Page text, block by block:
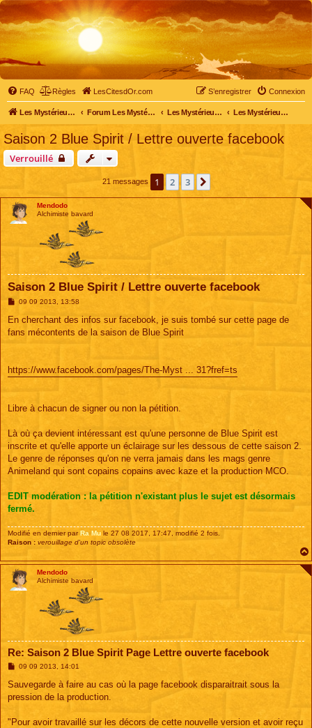
FAQ Règles LesCitesdOr.com Connexion
S’enregistrer
Les Mystérieuses Cités d'Or - LesCitesdOr.com Forum Les Mystérieuses Cités d'Or Les Mystérieuses Cités d'Or Les Mystérieuses Cités d'Or : saison 2 (2013)
Saison 2 Blue Spirit / Lettre ouverte facebook
Verrouillé
21 messages 1 2 3
Mendodo
Alchimiste bavard
Saison 2 Blue Spirit / Lettre ouverte facebook
M
s
a
09 09 2013, 13:58
En cherchant des infos sur facebook, je suis tombé sur cette page de
fans mécontents de la saison de Blue Spirit
https://www.facebook.com/pages/The-Myst ... 31?fref=ts
Libre à chacun de signer ou non la pétition.
Là où ça devient intéressant est qu'une personne de Blue Spirit est
inscrite et qu'elle apporte un éclairage sur les dessous de cette saison 2.
Le genre de réponses qu'on ne verra jamais dans les mags genre
Animeland qui sont copains copains avec kaze et la production MCO.
EDIT modération : la pétition n'existant plus le sujet est désormais
fermé.
Modifié en dernier parRa Mu le 27 08 2017, 17:47, modifié 2 fois.
Raison : verouillage d'un topic obsolète
Mendodo
Alchimiste bavard
Re: Saison 2 Blue Spirit Page Lettre ouverte facebook
M
s
a
09 09 2013, 14:01
Sauvegarde à faire au cas où la page facebook disparaitrait sous la
pression de la production.
"Pour avoir travaillé sur les décors de cette nouvelle version et avoir reçu